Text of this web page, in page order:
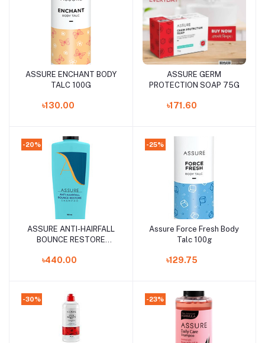
Add to cart
ASSURE ENCHANT BODY
TALC 100G
৳130.00
Add to cart
ASSURE GERM
PROTECTION SOAP 75G
৳171.60
-20%
Add to cart
ASSURE ANTI-HAIRFALL
BOUNCE RESTORE
৳440.00
-25%
Add to cart
Assure Force Fresh Body
Talc 100g
৳129.75
-30% -23%